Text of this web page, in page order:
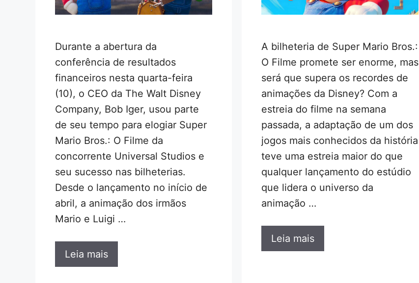
Durante a abertura da
conferência de resultados
financeiros nesta quarta-feira
(10), o CEO da The Walt Disney
Company, Bob Iger, usou parte
de seu tempo para elogiar Super
Mario Bros.: O Filme da
concorrente Universal Studios e
seu sucesso nas bilheterias.
Desde o lançamento no início de
abril, a animação dos irmãos
Mario e Luigi …
Leia mais
A bilheteria de Super Mario Bros.:
O Filme promete ser enorme, mas
será que supera os recordes de
animações da Disney? Com a
estreia do filme na semana
passada, a adaptação de um dos
jogos mais conhecidos da história
teve uma estreia maior do que
qualquer lançamento do estúdio
que lidera o universo da
animação …
Leia mais